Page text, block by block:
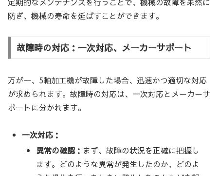
防ぎ、機械の寿命を延ばすことができます。
故障時の対応：一次対応、メーカーサポート
万が一、5軸加工機が故障した場合、迅速かつ適切な対応
が求められます。故障時の対応は、一次対応とメーカーサ
ポートに分かれます。
一次対応：
異常の確認： まず、故障の状況を正確に把握し
ます。どのような異常が発生したのか、どのよ